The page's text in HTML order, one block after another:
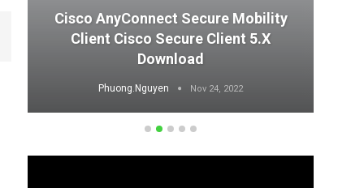
Cisco AnyConnect Secure Mobility
Client Cisco Secure Client 5.x
Download
Phuong.Nguyen Nov 24, 2022